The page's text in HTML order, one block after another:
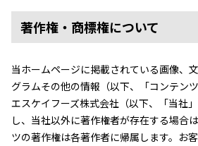
著作権・商標権について
当ホームページに掲載されている画像、
グラムその他の情報（以下、「コンテン
エスケイフーズ株式会社（以下、「当社
し、当社以外に著作権者が存在する場合
ツの著作権は各著作者に帰属します。お